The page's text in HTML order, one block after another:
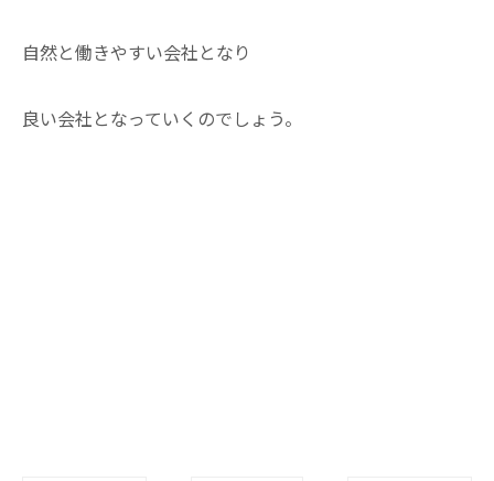
自然と働きやすい会社となり
良い会社となっていくのでしょう。